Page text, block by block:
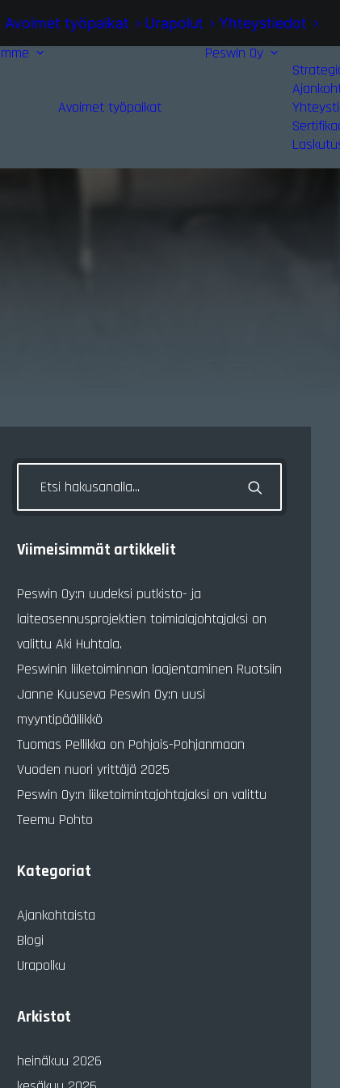
Avoimet työpaikat Urapolut Yhteystiedot
Avoimet työpaikat
Peswin Oy
Viimeisimmät artikkelit
Peswin Oy:n uudeksi putkisto- ja
laiteasennusprojektien toimialajohtajaksi on
valittu Aki Huhtala.
Peswinin liiketoiminnan laajentaminen Ruotsiin
Janne Kuuseva Peswin Oy:n uusi
myyntipäällikkö
Tuomas Pellikka on Pohjois-Pohjanmaan
Vuoden nuori yrittäjä 2025
Peswin Oy:n liiketoimintajohtajaksi on valittu
Teemu Pohto
Kategoriat
Ajankohtaista
Blogi
Urapolku
Arkistot
heinäkuu 2026